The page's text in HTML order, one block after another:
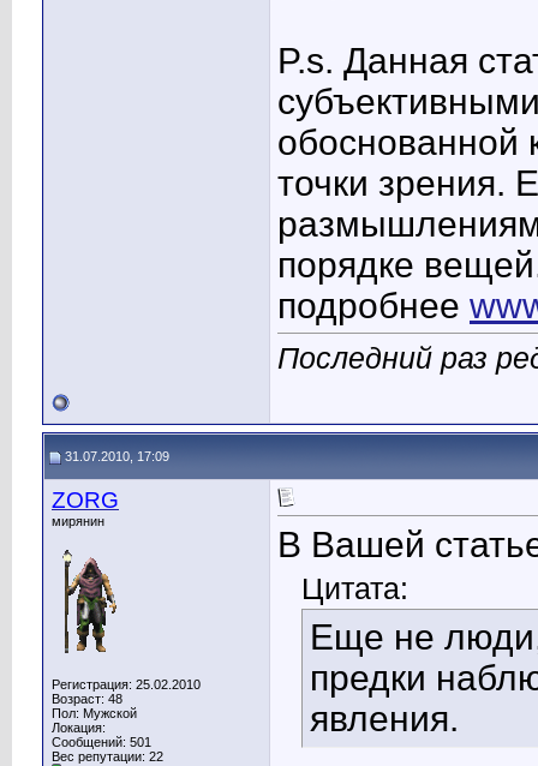
P.s. Данная
обоснованной
точки зрения.
порядке
подробнее
Последний раз
31.07.2010, 17:09
ZORG
мирянин
Регистрация: 25.02.2010
Возраст: 48
Пол: Мужской
Локация:
Сообщений: 501
Вес репутации: 22
В Вашей
Цитата:
Еще не
предки
явления.